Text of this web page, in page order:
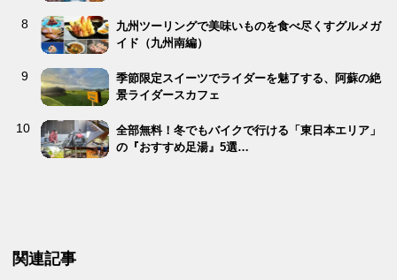
九州ツーリングで美味いものを食べ尽くすグルメガ
イド（九州南編）
季節限定スイーツでライダーを魅了する、阿蘇の絶
景ライダースカフェ
全部無料！冬でもバイクで行ける「東日本エリア」
の『おすすめ足湯』5選…
関連記事